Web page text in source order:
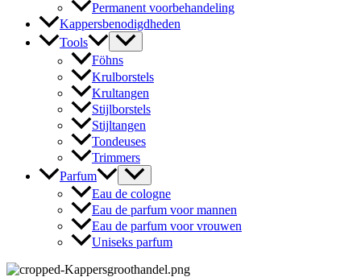
Permanent voorbehandeling
Kappersbenodigdheden
Tools
Föhns
Krulborstels
Krultangen
Stijlborstels
Stijltangen
Tondeuses
Trimmers
Parfum
Eau de cologne
Eau de parfum voor mannen
Eau de parfum voor vrouwen
Uniseks parfum